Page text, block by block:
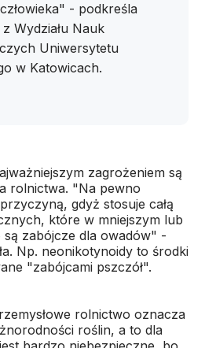
- podkreśla
Wydziału Nauk
Uniwersytetu
w Katowicach.
zagrożeniem są
rolnictwa. "Na pewno
gdyż stosuje całą
które w mniejszym lub
zabójcze dla owadów" -
Np. neonikotynoidy to środki
"zabójcami pszczół".
rolnictwo oznacza
roślin, a to dla